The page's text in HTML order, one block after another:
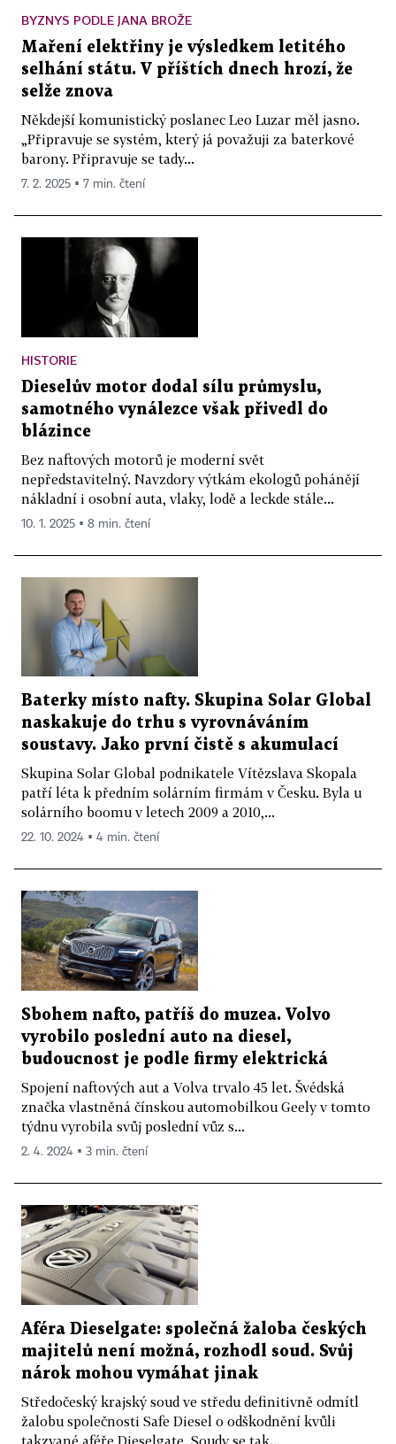
BYZNYS PODLE JANA BROŽE
Maření elektřiny je výsledkem letitého
selhání státu. V příštích dnech hrozí, že
selže znova
Někdejší komunistický poslanec Leo Luzar měl jasno.
„Připravuje se systém, který já považuji za baterkové
barony. Připravuje se tady...
7. 2. 2025 ▪ 7 min. čtení
HISTORIE
Dieselův motor dodal sílu průmyslu,
samotného vynálezce však přivedl do
blázince
Bez naftových motorů je moderní svět
nepředstavitelný. Navzdory výtkám ekologů pohánějí
nákladní i osobní auta, vlaky, lodě a leckde stále...
10. 1. 2025 ▪ 8 min. čtení
Baterky místo nafty. Skupina Solar Global
naskakuje do trhu s vyrovnáváním
soustavy. Jako první čistě s akumulací
Skupina Solar Global podnikatele Vítězslava Skopala
patří léta k předním solárním firmám v Česku. Byla u
solárního boomu v letech 2009 a 2010,...
22. 10. 2024 ▪ 4 min. čtení
Sbohem nafto, patříš do muzea. Volvo
vyrobilo poslední auto na diesel,
budoucnost je podle firmy elektrická
Spojení naftových aut a Volva trvalo 45 let. Švédská
značka vlastněná čínskou automobilkou Geely v tomto
týdnu vyrobila svůj poslední vůz s...
2. 4. 2024 ▪ 3 min. čtení
Aféra Dieselgate: společná žaloba českých
majitelů není možná, rozhodl soud. Svůj
nárok mohou vymáhat jinak
Středočeský krajský soud ve středu definitivně odmítl
žalobu společnosti Safe Diesel o odškodnění kvůli
takzvané aféře Dieselgate. Soudy se tak...